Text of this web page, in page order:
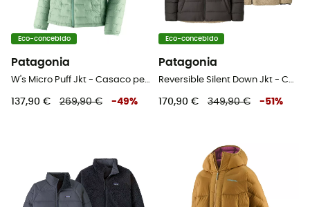
Eco-concebido
Patagonia
W's Micro Puff Jkt - Casaco penas mulher
137,90 € 269,90 € -49%
Eco-concebido
Patagonia
Reversible Silent Down Jkt - Casaco penas homem
170,90 € 349,90 € -51 %